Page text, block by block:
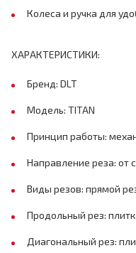
Колеса и ручка для
ХАРАКТЕРИСТИКИ:
Бренд: DLT
Модель: TITAN
Принцип работы:
Направление реза: от
Виды резов: прямой
Продольный рез:
Диагональный рез: